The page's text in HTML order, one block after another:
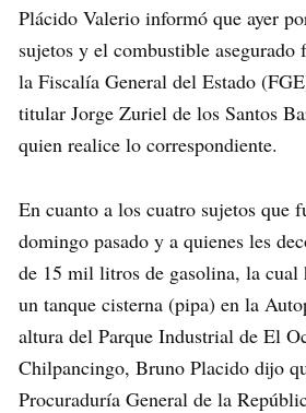
Plácido Valerio informó que ayer
sujetos y el combustible asegurado
la Fiscalía General del Estado
titular Jorge Zuriel de los Santos
quien realice lo correspondiente.
En cuanto a los cuatro sujetos que
domingo pasado y a quienes les
de 15 mil litros de gasolina, la cual
un tanque cisterna (pipa) en la
altura del Parque Industrial de El
Chilpancingo, Bruno Placido dijo
Procuraduría General de la